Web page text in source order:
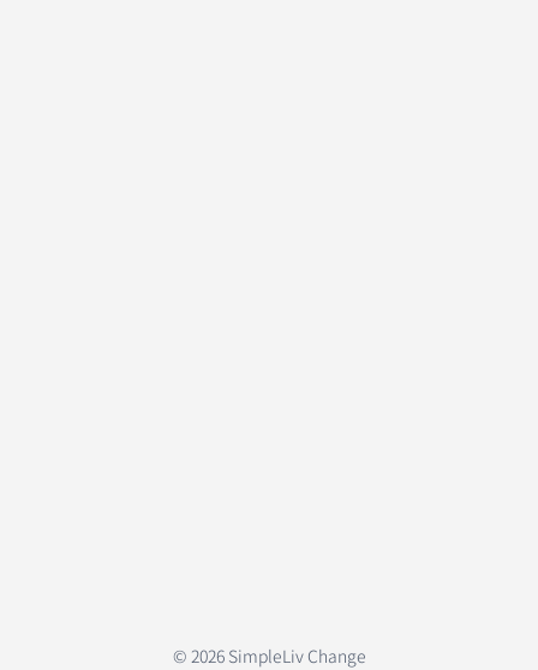
© 2026 SimpleLiv Change